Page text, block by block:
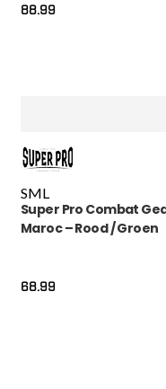
88.99
SML
Super Pro Combat
Maroc – Rood / Groen
68.99